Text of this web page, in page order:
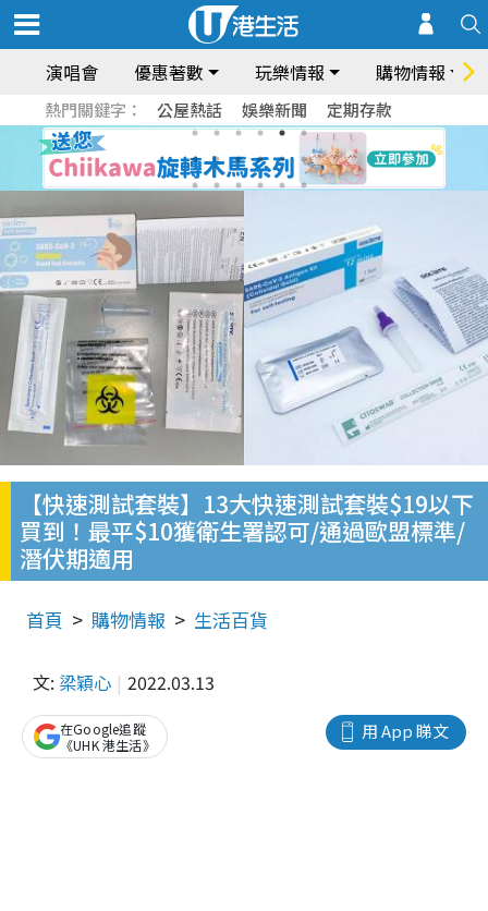
演唱會 優惠著數 玩樂情報 購物情報
熱門關鍵字： 公屋熱話 娛樂新聞 定期存款
【快速測試套裝】13大快速測試套裝$19以下
買到！最平$10獲衛生署認可/通過歐盟標準/
潛伏期適用
首頁 購物情報 生活百貨
文: 梁穎心 2022.03.13
用 App 睇文
在Google追蹤
《UHK 港生活》